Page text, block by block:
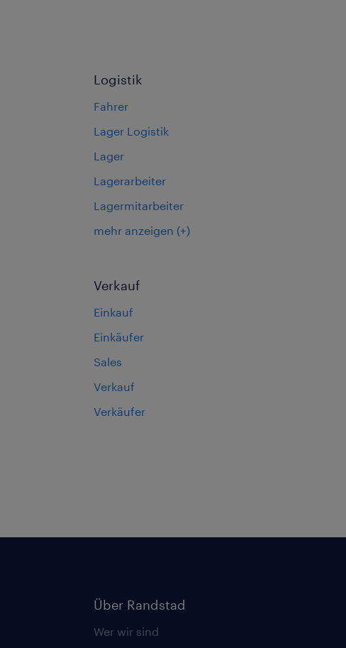
Logistik
Fahrer
Lager Logistik
Lager
Lagerarbeiter
Lagermitarbeiter
mehr anzeigen (+)
Verkauf
Einkauf
Einkäufer
Sales
Verkauf
Verkäufer
Über Randstad
Wer wir sind